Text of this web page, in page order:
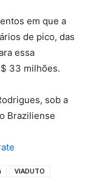
em que a
de pico, das
essa
33 milhões.
sob a
Braziliense
VIADUTO